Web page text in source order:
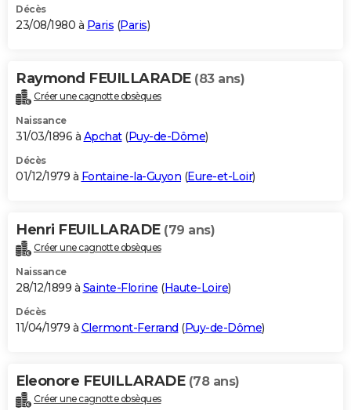
Décès
23/08/1980 à Paris (Paris)
Raymond FEUILLARADE (83 ans)
Créer une cagnotte obsèques
Naissance
31/03/1896 à Apchat(Puy-de-Dôme)
Décès
01/12/1979 à Fontaine-la-Guyon (Eure-et-Loir)
Henri FEUILLARADE (79 ans)
Créer une cagnotte obsèques
Naissance
28/12/1899 à Sainte-Florine (Haute-Loire)
Décès
11/04/1979 à Clermont-Ferrand (Puy-de-Dôme)
Eleonore FEUILLARADE (78 ans)
Créer une cagnotte obsèques